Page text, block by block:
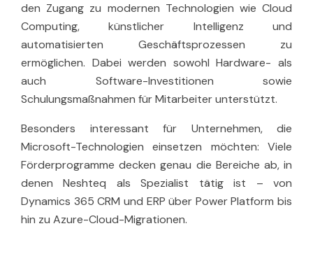
den Zugang zu modernen Technologien wie Cloud
Computing, künstlicher Intelligenz und
automatisierten Geschäftsprozessen zu
ermöglichen. Dabei werden sowohl Hardware- als
auch Software-Investitionen sowie
Schulungsmaßnahmen für Mitarbeiter unterstützt.
Besonders interessant für Unternehmen, die
Microsoft-Technologien einsetzen möchten: Viele
Förderprogramme decken genau die Bereiche ab, in
denen Neshteq als Spezialist tätig ist – von
Dynamics 365 CRM und ERP über Power Platform bis
hin zu Azure-Cloud-Migrationen.